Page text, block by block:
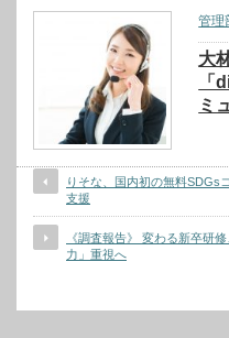
管理
大
「
ミ
りそな、国内初の無料SDGs
支援
《調査報告》 変わる新卒研
力」重視へ